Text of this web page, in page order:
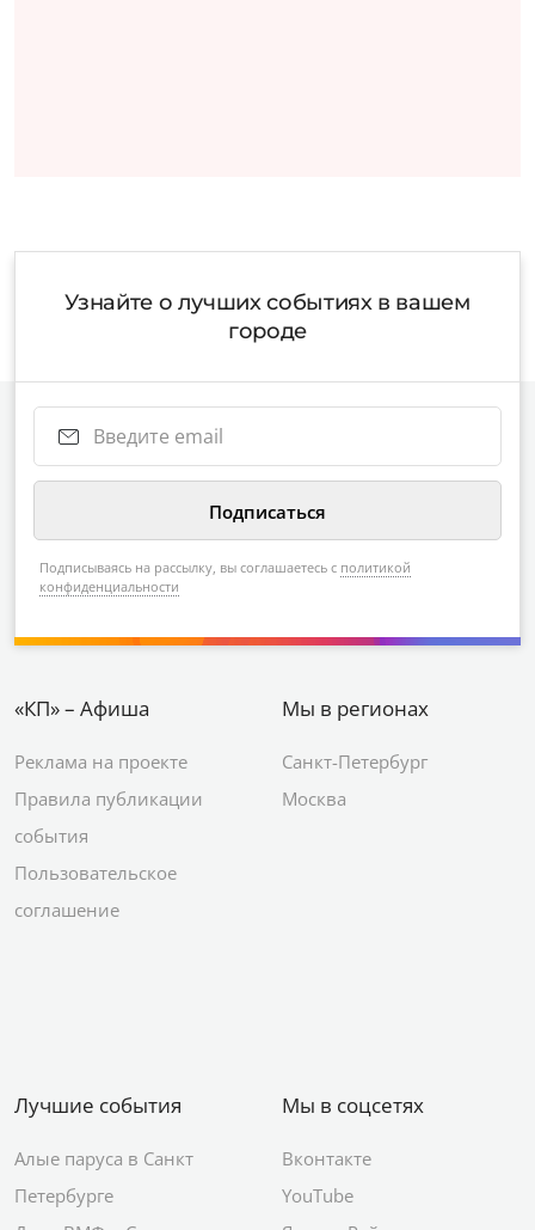
Узнайте о лучших событиях в вашем
городе
Подписываясь на рассылку, вы соглашаетесь с политикой
конфиденциальности
«КП» – Афиша
Реклама на проекте
Правила публикации
события
Пользовательское
соглашение
Мы в регионах
Санкт-Петербург
Москва
Лучшие события
Алые паруса в Санкт
Петербурге
Мы в соцсетях
Вконтакте
YouTube